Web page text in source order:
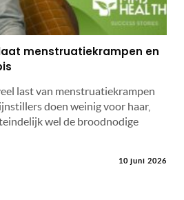
menstruatiekrampen en
last van menstruatiekrampen
doen weinig voor haar,
wel de broodnodige
10 juni 2026